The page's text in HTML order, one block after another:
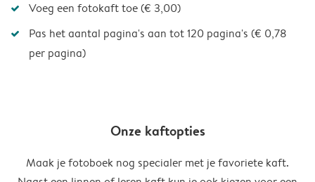
Voeg een fotokaft toe (€ 3,00)
Pas het aantal pagina's aan tot 120 pagina's (€ 0,78
per pagina)
Onze kaftopties
Maak je fotoboek nog specialer met je favoriete kaft.